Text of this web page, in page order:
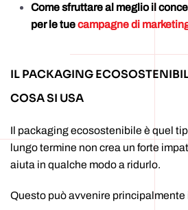
Come sfruttare al meglio il
per le tuecampagne di
IL PACKAGING
COSA SI USA
Il packaging ecosostenibile è quel
lungo termine non crea un forte
aiuta in qualche modo a ridurlo.
Questo può avvenire principalmente